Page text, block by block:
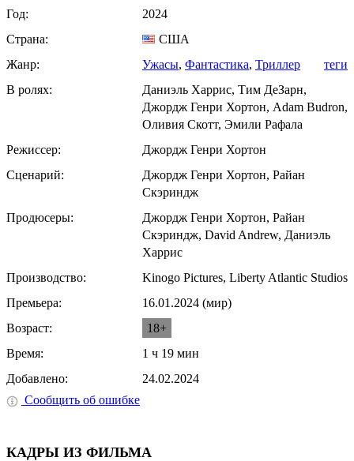
Год:
2024
Страна:
США
Жанр:
Ужасы, Фантастика, Триллер
теги
В ролях:
Даниэль Харрис, Тим ДеЗарн,
Джордж Генри Хортон, Adam Budron,
Оливия Скотт, Эмили Рафала
Режиссер:
Джордж Генри Хортон
Сценарий:
Джордж Генри Хортон, Райан
Скэриндж
Продюсеры:
Джордж Генри Хортон, Райан
Скэриндж, David Andrew, Даниэль
Харрис
Производство:
Kinogo Pictures, Liberty Atlantic Studios
Премьера:
16.01.2024 (мир)
Возраст:
18+
Время:
1 ч 19 мин
Добавлено:
24.02.2024
Сообщить об ошибке
КАДРЫ ИЗ ФИЛЬМА